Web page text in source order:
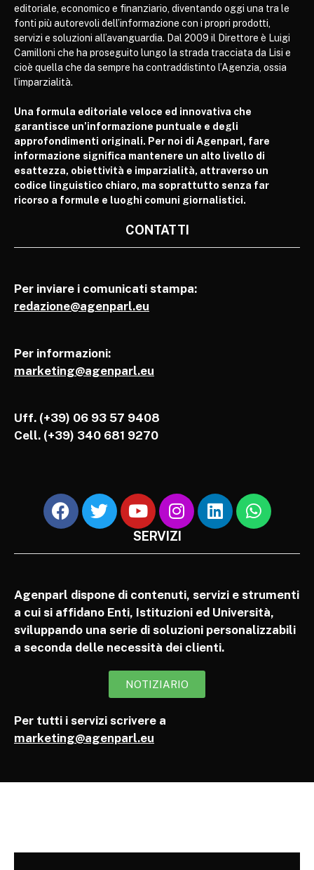
editoriale, economico e finanziario, diventando oggi una tra le
fonti più autorevoli dell’informazione con i propri prodotti,
servizi e soluzioni all’avanguardia. Dal 2009 il Direttore è Luigi
Camilloni che ha proseguito lungo la strada tracciata da Lisi e
cioè quella che da sempre ha contraddistinto l’Agenzia, ossia
l’imparzialità.
Una formula editoriale veloce ed innovativa che
garantisce un’informazione puntuale e degli
approfondimenti originali. Per noi di Agenparl, fare
informazione significa mantenere un alto livello di
esattezza, obiettività e imparzialità, attraverso un
codice linguistico chiaro, ma soprattutto senza far
ricorso a formule e luoghi comuni giornalistici.
CONTATTI
Per inviare i comunicati stampa:
redazione@agenparl.eu
Per informazioni:
marketing@agenparl.eu
Uff. (+39) 06 93 57 9408
Cell. (+39) 340 681 9270
SERVIZI
Agenparl dispone di contenuti, servizi e strumenti
a cui si affidano Enti, Istituzioni ed Università,
sviluppando una serie di soluzioni personalizzabili
a seconda delle necessità dei clienti.
NOTIZIARIO
Per tutti i servizi scrivere a
marketing@agenparl.eu